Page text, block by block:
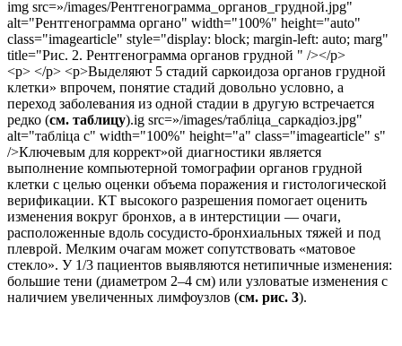
img src=»/images/Рентгенограмма_органов_грудной.jpg"
alt="Рентгенограмма органо" width="100%" height="auto"
class="imagearticle" style="display: block; margin-left: auto; marg"
title="Рис. 2. Рентгенограмма органов грудной " /></p>
<p> </p> <p>Выделяют 5 стадий саркоидоза органов грудной
клетки» впрочем, понятие стадий довольно условно, а
переход заболевания из одной стадии в другую встречается
редко (см. таблицу).ig src=»/images/табліца_саркадіоз.jpg"
alt="табліца с" width="100%" height="a" class="imagearticle" s"
/>Ключевым для коррект»ой диагностики является
выполнение компьютерной томографии органов грудной
клетки с целью оценки объема поражения и гистологической
верификации. КТ высокого разрешения помогает оценить
изменения вокруг бронхов, а в интерстиции — очаги,
расположенные вдоль сосудисто-бронхиальных тяжей и под
плеврой. Мелким очагам может сопутствовать «матовое
стекло». У 1/3 пациентов выявляются нетипичные изменения:
большие тени (диаметром 2–4 см) или узловатые изменения с
наличием увеличенных лимфоузлов (см. рис. 3).